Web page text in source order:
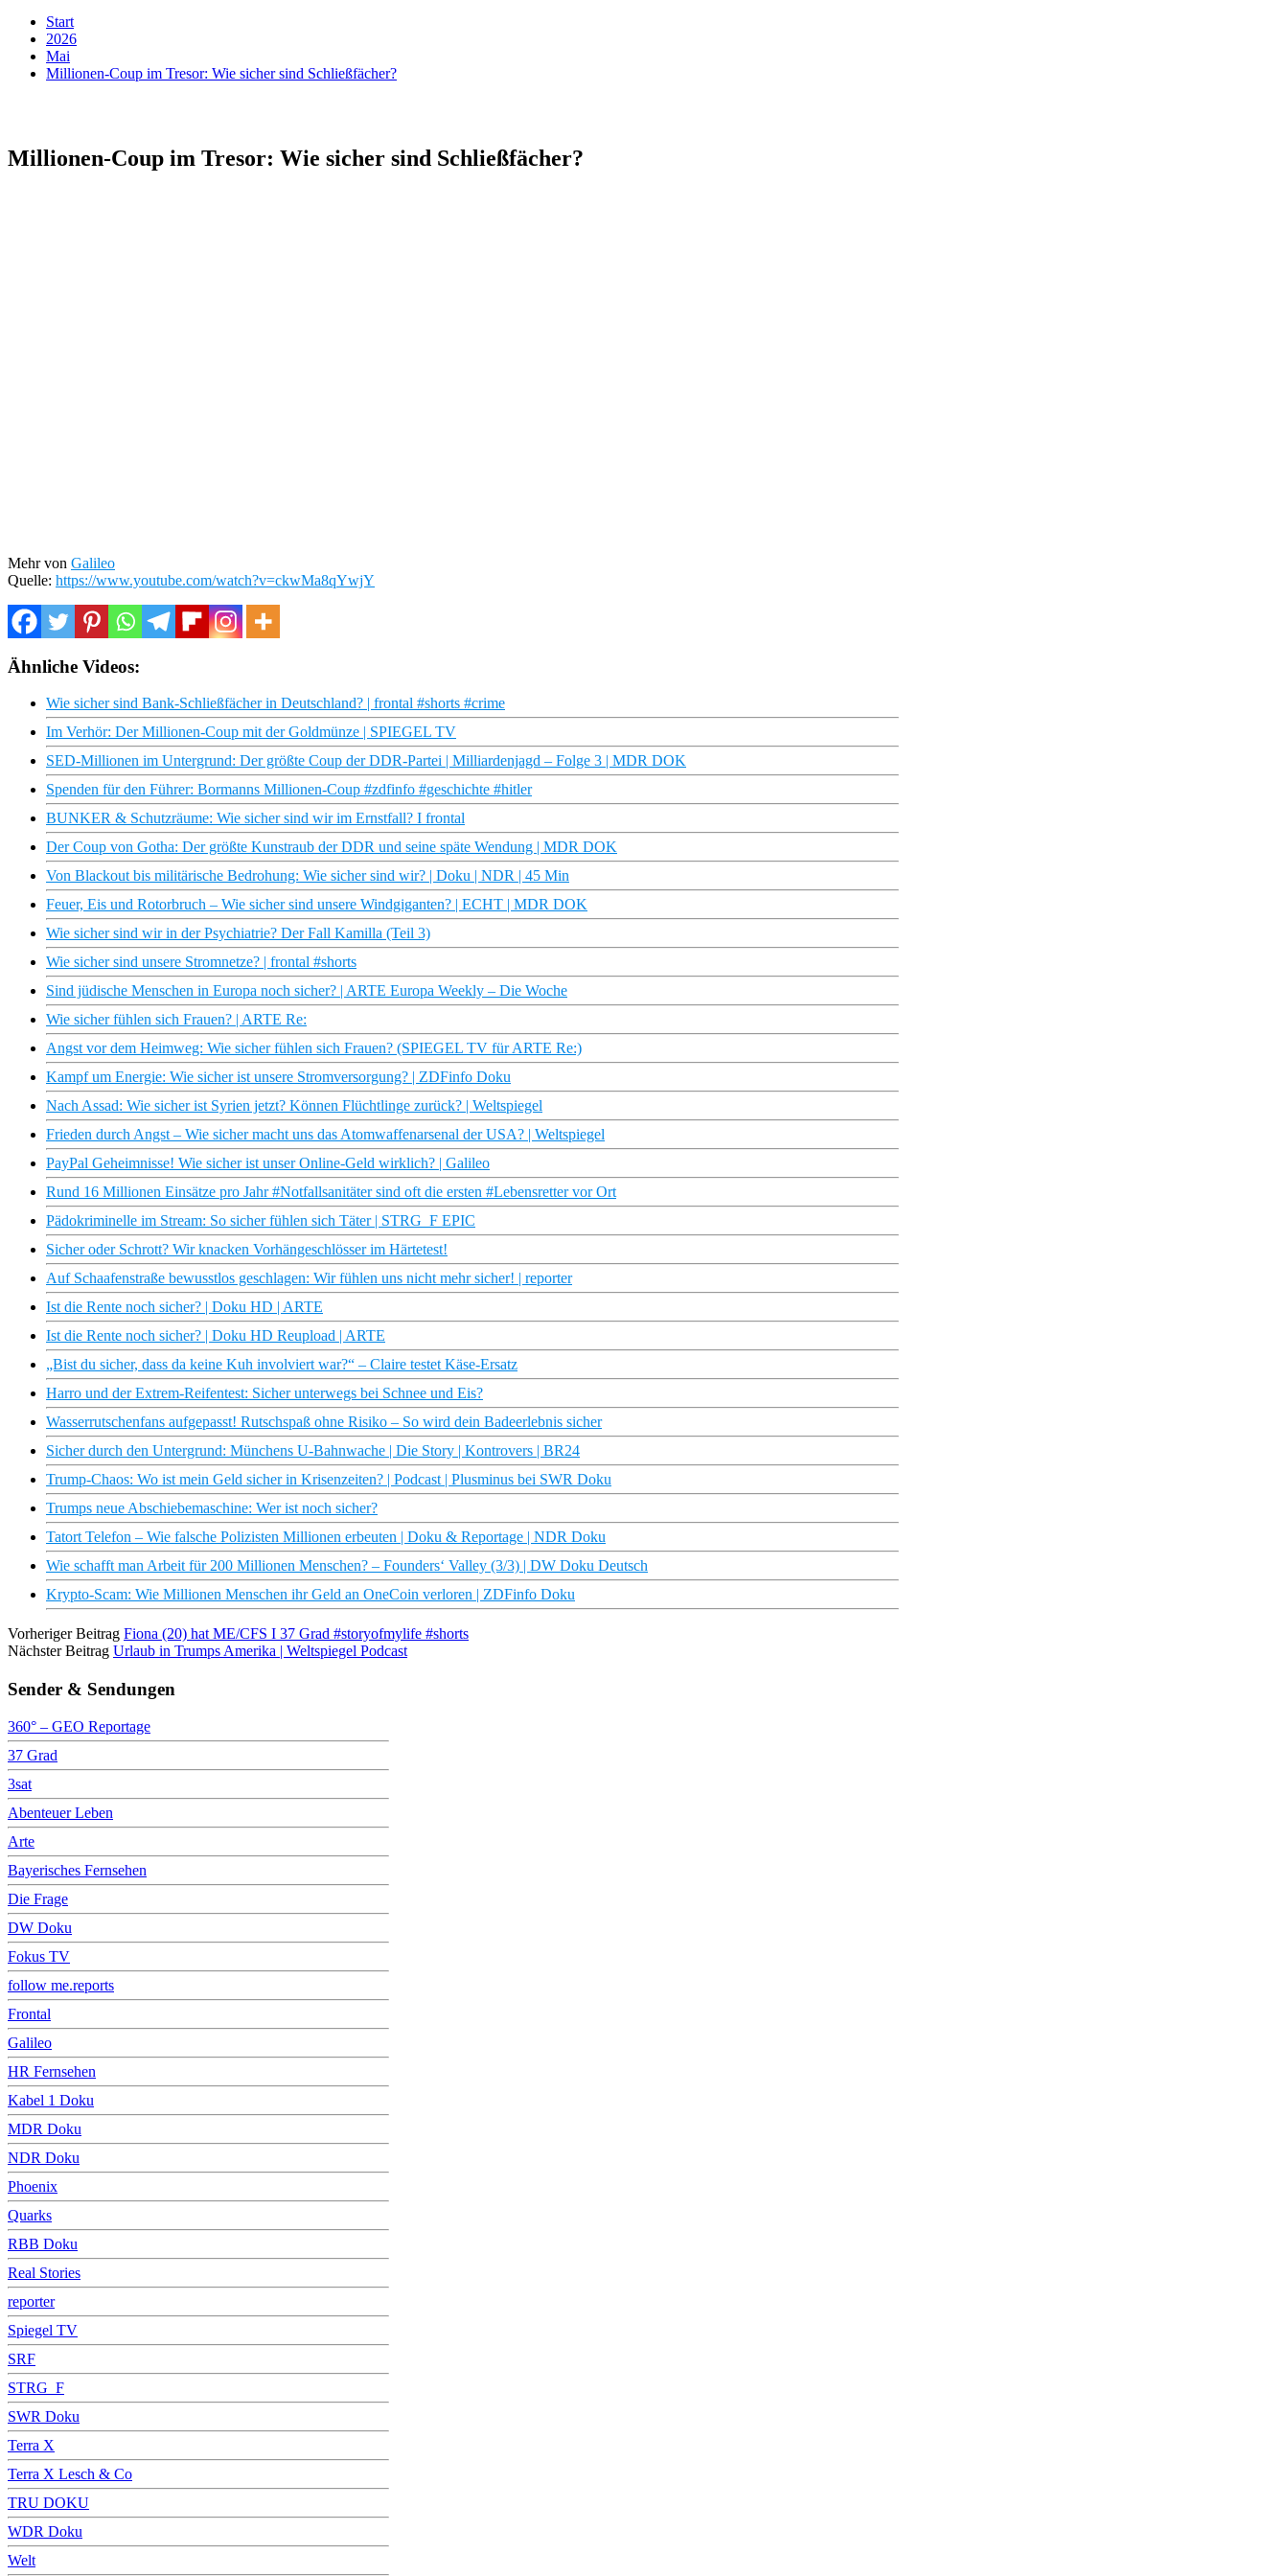
Start
2026
Mai
Millionen-Coup im Tresor: Wie sicher sind Schließfächer?
Millionen-Coup im Tresor: Wie sicher sind Schließfächer?
Mehr von Galileo
Quelle: https://www.youtube.com/watch?v=ckwMa8qYwjY
Ähnliche Videos:
Wie sicher sind Bank-Schließfächer in Deutschland? | frontal #shorts #crime
Im Verhör: Der Millionen-Coup mit der Goldmünze | SPIEGEL TV
SED-Millionen im Untergrund: Der größte Coup der DDR-Partei | Milliardenjagd – Folge 3 | MDR DOK
Spenden für den Führer: Bormanns Millionen-Coup #zdfinfo #geschichte #hitler
BUNKER & Schutzräume: Wie sicher sind wir im Ernstfall? I frontal
Der Coup von Gotha: Der größte Kunstraub der DDR und seine späte Wendung | MDR DOK
Von Blackout bis militärische Bedrohung: Wie sicher sind wir? | Doku | NDR | 45 Min
Feuer, Eis und Rotorbruch – Wie sicher sind unsere Windgiganten? | ECHT | MDR DOK
Wie sicher sind wir in der Psychiatrie? Der Fall Kamilla (Teil 3)
Wie sicher sind unsere Stromnetze? | frontal #shorts
Sind jüdische Menschen in Europa noch sicher? | ARTE Europa Weekly – Die Woche
Wie sicher fühlen sich Frauen? | ARTE Re:
Angst vor dem Heimweg: Wie sicher fühlen sich Frauen? (SPIEGEL TV für ARTE Re:)
Kampf um Energie: Wie sicher ist unsere Stromversorgung? | ZDFinfo Doku
Nach Assad: Wie sicher ist Syrien jetzt? Können Flüchtlinge zurück? | Weltspiegel
Frieden durch Angst – Wie sicher macht uns das Atomwaffenarsenal der USA? | Weltspiegel
PayPal Geheimnisse! Wie sicher ist unser Online-Geld wirklich? | Galileo
Rund 16 Millionen Einsätze pro Jahr #Notfallsanitäter sind oft die ersten #Lebensretter vor Ort
Pädokriminelle im Stream: So sicher fühlen sich Täter | STRG_F EPIC
Sicher oder Schrott? Wir knacken Vorhängeschlösser im Härtetest!
Auf Schaafenstraße bewusstlos geschlagen: Wir fühlen uns nicht mehr sicher! | reporter
Ist die Rente noch sicher? | Doku HD | ARTE
Ist die Rente noch sicher? | Doku HD Reupload | ARTE
„Bist du sicher, dass da keine Kuh involviert war?“ – Claire testet Käse-Ersatz
Harro und der Extrem-Reifentest: Sicher unterwegs bei Schnee und Eis?
Wasserrutschenfans aufgepasst! Rutschspaß ohne Risiko – So wird dein Badeerlebnis sicher
Sicher durch den Untergrund: Münchens U-Bahnwache | Die Story | Kontrovers | BR24
Trump-Chaos: Wo ist mein Geld sicher in Krisenzeiten? | Podcast | Plusminus bei SWR Doku
Trumps neue Abschiebemaschine: Wer ist noch sicher?
Tatort Telefon – Wie falsche Polizisten Millionen erbeuten | Doku & Reportage | NDR Doku
Wie schafft man Arbeit für 200 Millionen Menschen? – Founders‘ Valley (3/3) | DW Doku Deutsch
Krypto-Scam: Wie Millionen Menschen ihr Geld an OneCoin verloren | ZDFinfo Doku
Vorheriger Beitrag Fiona (20) hat ME/CFS I 37 Grad #storyofmylife #shorts
Nächster Beitrag Urlaub in Trumps Amerika | Weltspiegel Podcast
Sender & Sendungen
360° – GEO Reportage
37 Grad
3sat
Abenteuer Leben
Arte
Bayerisches Fernsehen
Die Frage
DW Doku
Fokus TV
follow me.reports
Frontal
Galileo
HR Fernsehen
Kabel 1 Doku
MDR Doku
NDR Doku
Phoenix
Quarks
RBB Doku
Real Stories
reporter
Spiegel TV
SRF
STRG_F
SWR Doku
Terra X
Terra X Lesch & Co
TRU DOKU
WDR Doku
Welt